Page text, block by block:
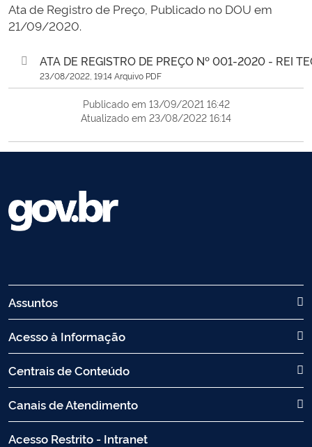
Ata de Registro de Preço, Publicado no DOU em
21/09/2020.
ATA DE REGISTRO DE PREÇO Nº 001-2020 - REI
23/08/2022, 19:14 Arquivo PDF
Publicado em 13/09/2021 16:42
Atualizado em 23/08/2022 16:14
Assuntos
Acesso à Informação
Centrais de Conteúdo
Canais de Atendimento
Acesso Restrito - Intranet